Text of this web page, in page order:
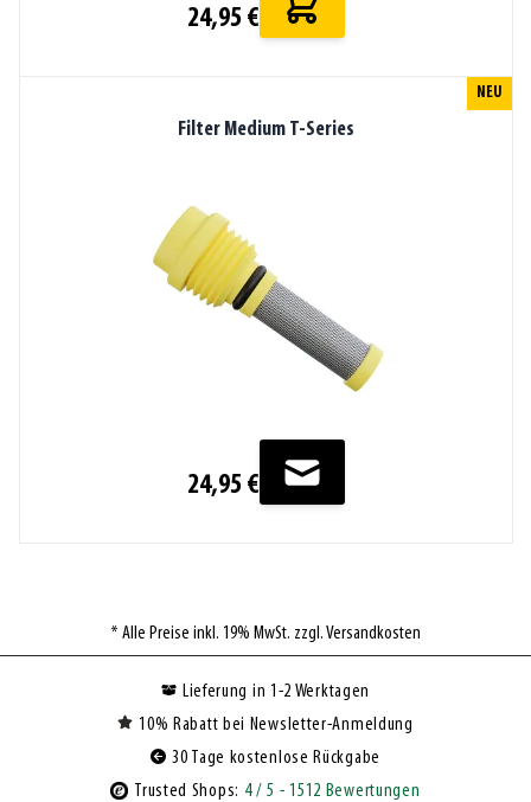
24,95 €
Filter Medium T-Series
NEU
24,95 €
* Alle Preise inkl. 19% MwSt. zzgl. Versandkosten
Lieferung in 1-2 Werktagen
10% Rabatt bei Newsletter-Anmeldung
30 Tage kostenlose Rückgabe
Trusted Shops: 4/ 5 - 1512 Bewertungen